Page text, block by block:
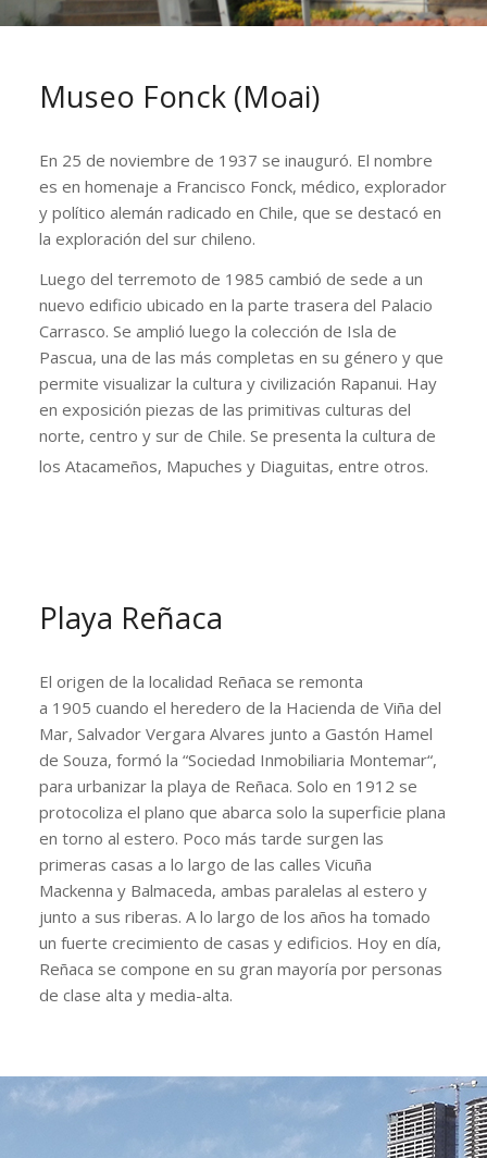
Museo Fonck (Moai)
En 25 de noviembre de 1937 se inauguró. El nombre
es en homenaje a Francisco Fonck, médico, explorador
y político alemán radicado en Chile, que se destacó en
la exploración del sur chileno.
Luego del terremoto de 1985 cambió de sede a un
nuevo edificio ubicado en la parte trasera del Palacio
Carrasco. Se amplió luego la colección de Isla de
Pascua, una de las más completas en su género y que
permite visualizar la cultura y civilización Rapanui. Hay
en exposición piezas de las primitivas culturas del
norte, centro y sur de Chile. Se presenta la cultura de
los Atacameños, Mapuches y Diaguitas, entre otros.
Playa Reñaca
El origen de la localidad Reñaca se remonta
a 1905 cuando el heredero de la Hacienda de Viña del
Mar, Salvador Vergara Alvares junto a Gastón Hamel
de Souza, formó la “Sociedad Inmobiliaria Montemar“,
para urbanizar la playa de Reñaca. Solo en 1912 se
protocoliza el plano que abarca solo la superficie plana
en torno al estero. Poco más tarde surgen las
primeras casas a lo largo de las calles Vicuña
Mackenna y Balmaceda, ambas paralelas al estero y
junto a sus riberas. A lo largo de los años ha tomado
un fuerte crecimiento de casas y edificios. Hoy en día,
Reñaca se compone en su gran mayoría por personas
de clase alta y media-alta.